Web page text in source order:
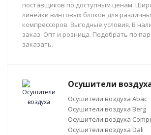
поставщиков по доступным ценам.
линейки винтовых блоков для
компрессоров. Выгодные условия. В
заказ. Опт и розница. Подобрать по
заказать.
Осушители
Осушители воздуха Abac
Осушители воздуха Berg
Осушители воздуха
Осушители воздуха Dali